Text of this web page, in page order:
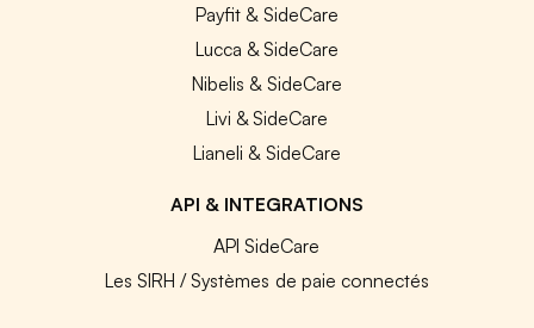
Payfit & SideCare
Lucca & SideCare
Nibelis & SideCare
Livi & SideCare
Lianeli & SideCare
API & INTEGRATIONS
API SideCare
Les SIRH / Systèmes de paie connectés